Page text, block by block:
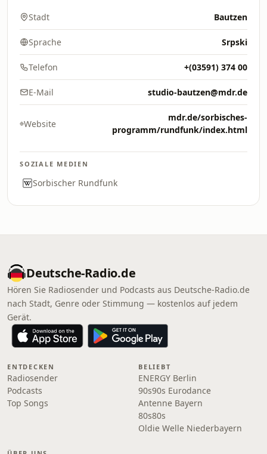
Stadt Bautzen
Sprache Srpski
Telefon +(03591) 374 00
E-Mail studio-bautzen@mdr.de
Website
mdr.de/sorbisches-
programm/rundfunk/index.html
SOZIALE MEDIEN
Sorbischer Rundfunk
Deutsche-Radio.de
Hören Sie Radiosender und Podcasts aus Deutsche-Radio.de
nach Stadt, Genre oder Stimmung — kostenlos auf jedem
Gerät.
ENTDECKEN
Radiosender
Podcasts
Top Songs
BELIEBT
ENERGY Berlin
90s90s Eurodance
Antenne Bayern
80s80s
Oldie Welle Niederbayern